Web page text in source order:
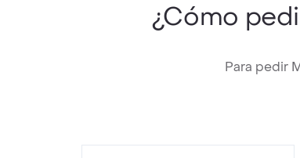
¿Cómo
Para pedir